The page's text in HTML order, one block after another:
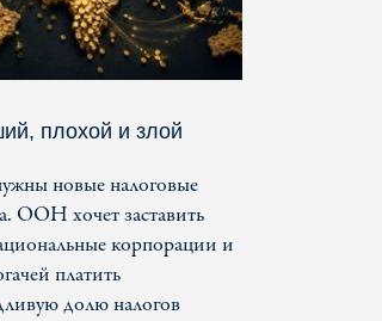
плохой и злой
новые налоговые
ООН хочет заставить
корпорации и
платить
долю налогов